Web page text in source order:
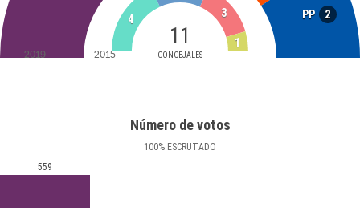
PP 2
11
CONCEJALES
4
3
1
2019 2015
Número de votos
100% ESCRUTADO
559